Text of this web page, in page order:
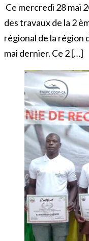
Ce mercredi 28 mai
des travaux de la 2
régional de la région
mai dernier. Ce 2 […]